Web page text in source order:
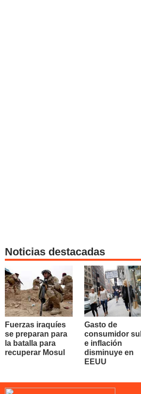
Noticias destacadas
Fuerzas iraquíes
se preparan para
la batalla para
recuperar Mosul
Gasto de
consumidor
e inflación
disminuye en
EEUU